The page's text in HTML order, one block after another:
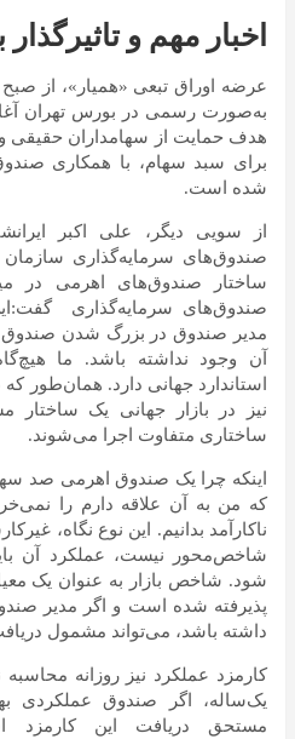
اخبار مهم و
به‌صورت رسمی در بورس تهران
هدف حمایت از سهامداران حقیقی
برای سبد سهام، با همکاری
شده است.
از سویی دیگر، علی اکبر
صندوق‌های سرمایه‌گذاری سازمان
ساختار صندوق‌های اهرمی در
صندوق‌های سرمایه‌گذاری
مدیر صندوق در بزرگ شدن
آن وجود نداشته باشد. ما
نیز در بازار جهانی یک ساختار
ساختاری متفاوت اجرا می‌شوند.
اینکه چرا یک صندوق اهرمی صد
که من به آن علاقه دارم را
ناکارآمد بدانیم. این نوع نگاه،
شاخص‌محور نیست، عملکرد آن
شود. شاخص بازار به عنوان یک
پذیرفته شده است و اگر مدیر
داشته باشد، می‌تواند مشمول
کارمزد عملکرد نیز روزانه
یک‌ساله، اگر صندوق عملکردی
مستحق دریافت این کارمزد